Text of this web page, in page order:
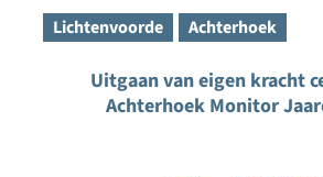
Lichtenvoorde Achterhoek
Uitgaan van eigen kracht
Achterhoek Monitor